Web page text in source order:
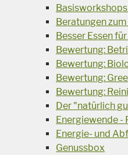
Beratungen
Besser Essen
Bewertung:
Bewertung:
Bewertung:
Bewertung:
Der "natürlich
Energiewende -
Energie- und
Genussbox